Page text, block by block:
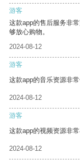
游客
这款app的售后服务非
够放心购物。
2024-08-12
游客
这款app的音乐资源非
2024-08-12
游客
这款app的视频资源非
2024-08-12